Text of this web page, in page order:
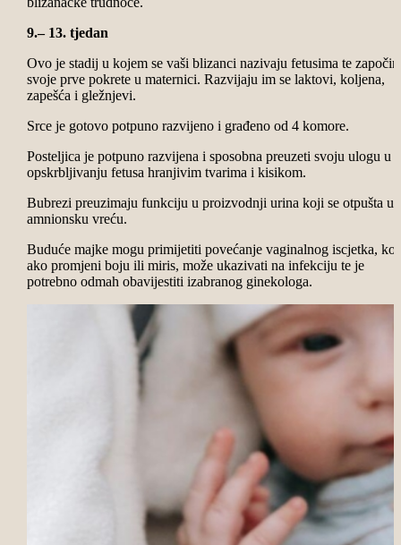
9.– 13. tjedan
Ovo je stadij u kojem se vaši blizanci nazivaju fetusima te
svoje prve pokrete u maternici. Razvijaju im se laktovi, koljena,
zapešća i gležnjevi.
Srce je gotovo potpuno razvijeno i građeno od 4 komore.
Posteljica je potpuno razvijena i sposobna preuzeti svoju ulogu u
opskrbljivanju fetusa hranjivim tvarima i kisikom.
Bubrezi preuzimaju funkciju u proizvodnji urina koji se otpušta u
amnionsku vreću.
Buduće majke mogu primijetiti povećanje vaginalnog iscjetka,
ako promjeni boju ili miris, može ukazivati na infekciju te je
potrebno odmah obavijestiti izabranog ginekologa.